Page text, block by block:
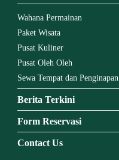
Wahana Permainan
Paket Wisata
Pusat Kuliner
Pusat Oleh Oleh
Sewa Tempat dan Penginapan
Berita Terkini
Form Reservasi
Contact Us